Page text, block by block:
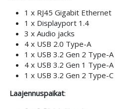
1 x RJ45 Gigabit Ethernet
1 x Displayport 1.4
3 x Audio jacks
4 x USB 2.0 Type-A
1 x USB 3.2 Gen 2 Type-A
4 x USB 3.2 Gen 1 Type-A
1 x USB 3.2 Gen 2 Type-C
Laajennuspaikat: